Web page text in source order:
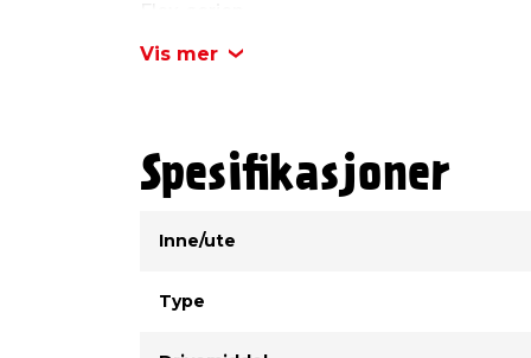
Produktdetaljer:
Lumen: 300
Kelvin: 2700
Ra-verdi (CRI): 80
Dempbar: nei
Innebygd timerfunksjon: nei
CE-merket
Vis mer
Spesifikasjoner
Inne/ute
Type